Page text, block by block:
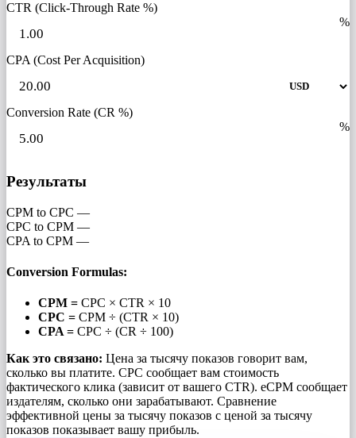
CTR (Click-Through Rate %)
%
CPA (Cost Per Acquisition)
Conversion Rate (CR %)
%
Результаты
CPM to CPC —
CPC to CPM —
CPA to CPM —
Conversion Formulas:
CPM = CPC × CTR × 10
CPC = CPM ÷ (CTR × 10)
CPA = CPC ÷ (CR ÷ 100)
Как это связано: Цена за тысячу показов говорит вам,
сколько вы платите. CPC сообщает вам стоимость
фактического клика (зависит от вашего CTR). eCPM сообщает
издателям, сколько они зарабатывают. Сравнение
эффективной цены за тысячу показов с ценой за тысячу
показов показывает вашу прибыль.